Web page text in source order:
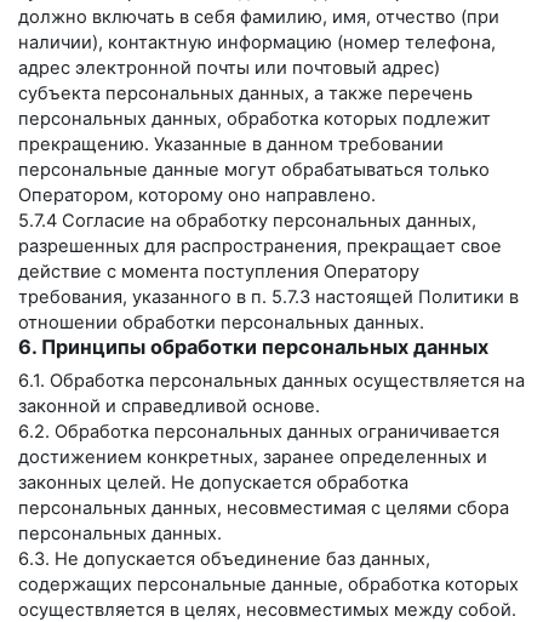
должно включать в себя фамилию, имя, отчество (при
наличии), контактную информацию (номер телефона,
адрес электронной почты или почтовый адрес)
субъекта персональных данных, а также перечень
персональных данных, обработка которых подлежит
прекращению. Указанные в данном требовании
персональные данные могут обрабатываться только
Оператором, которому оно направлено.
5.7.4 Согласие на обработку персональных данных,
разрешенных для распространения, прекращает свое
действие с момента поступления Оператору
требования, указанного в п. 5.7.3 настоящей Политики в
отношении обработки персональных данных.
6. Принципы обработки персональных данных
6.1. Обработка персональных данных осуществляется на
законной и справедливой основе.
6.2. Обработка персональных данных ограничивается
достижением конкретных, заранее определенных и
законных целей. Не допускается обработка
персональных данных, несовместимая с целями сбора
персональных данных.
6.3. Не допускается объединение баз данных,
содержащих персональные данные, обработка которых
осуществляется в целях, несовместимых между собой.